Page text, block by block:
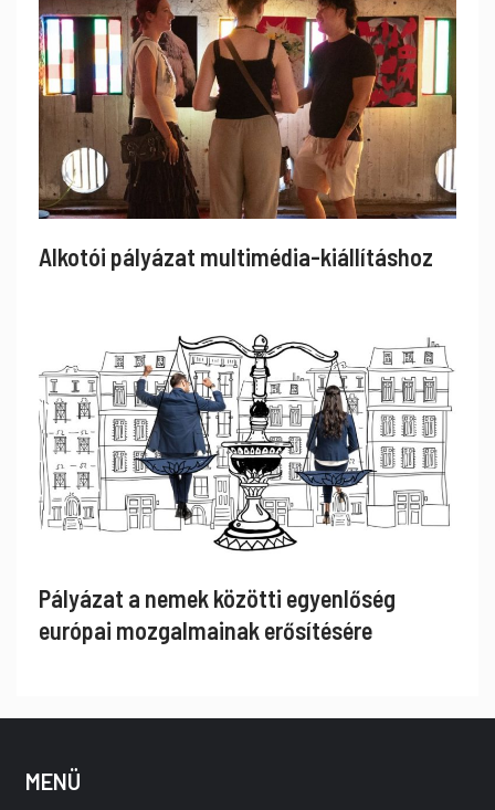
Alkotói pályázat multimédia-kiállításhoz
Pályázat a nemek közötti egyenlőség
európai mozgalmainak erősítésére
MENÜ